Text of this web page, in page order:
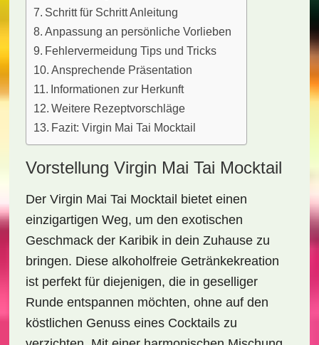
Schritt für Schritt Anleitung
Anpassung an persönliche Vorlieben
Fehlervermeidung Tips und Tricks
Ansprechende Präsentation
Informationen zur Herkunft
Weitere Rezeptvorschläge
Fazit: Virgin Mai Tai Mocktail
Vorstellung Virgin Mai Tai Mocktail
Der Virgin Mai Tai Mocktail bietet einen
einzigartigen Weg, um den exotischen
Geschmack der Karibik in dein Zuhause zu
bringen. Diese alkoholfreie Getränkekreation
ist perfekt für diejenigen, die in geselliger
Runde entspannen möchten, ohne auf den
köstlichen Genuss eines Cocktails zu